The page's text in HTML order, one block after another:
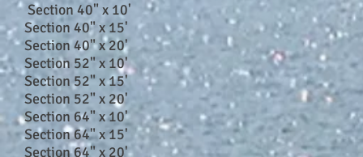
Section 40" x 10'
Section 40" x 15'
Section 40" x 20'
Section 52" x 10'
Section 52" x 15'
Section 52" x 20'
Section 64" x 10'
Section 64" x 15'
Section 64" x 20'